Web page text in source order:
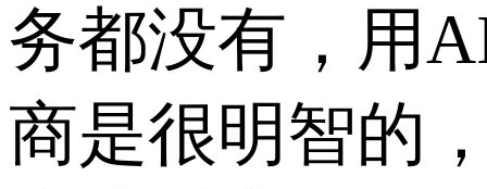
务都没有，用
商是很明智的